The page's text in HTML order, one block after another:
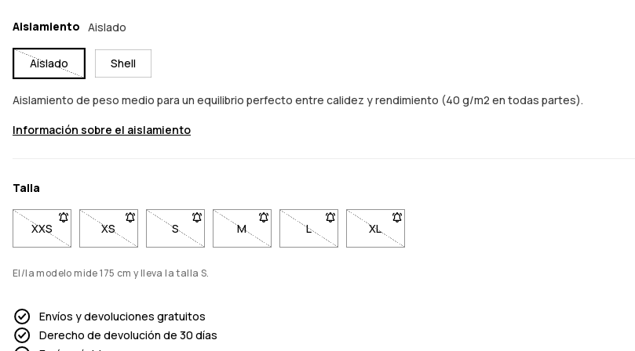
Aislamiento Aislado
Aislado Shell
Aislamiento de peso medio para un equilibrio perfecto entre calidez y rendimiento (40 g/m2 en todas partes).
Información sobre el aislamiento
Talla
XXS- Talla XXS no disponible. Haz clic para ser notificado cuando vuelva a estar en stock
XS- Talla XS no disponible. Haz clic para ser notificado cuando vuelva a estar en stock
S- Talla S no disponible. Haz clic para ser notificado cuando vuelva a estar en stock
M- Talla M no disponible. Haz clic para ser notificado cuando vuelva a estar en
L- Talla L no disponible. Haz clic para ser notificado cuando
XL- Talla XL no disponible. Haz clic para ser
El/la modelo mide 175 cm y lleva la talla S.
Envíos y devoluciones gratuitos
Derecho de devolución de 30 días